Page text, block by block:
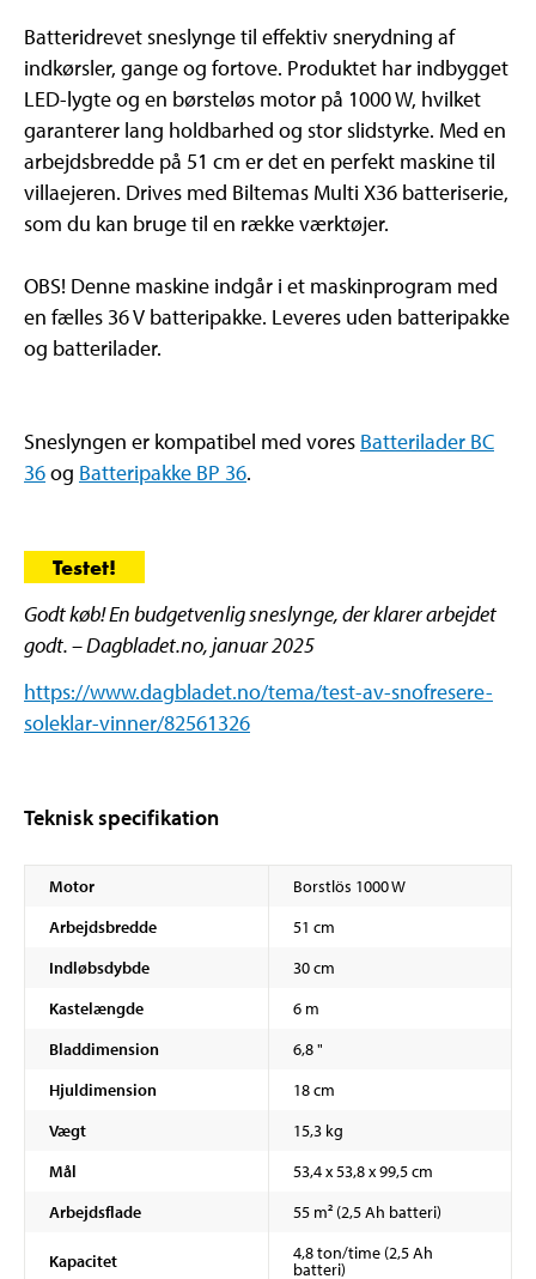
Batteridrevet sneslynge til effektiv snerydning af
indkørsler, gange og fortove. Produktet har indbygget
LED-lygte og en børsteløs motor på 1000 W, hvilket
garanterer lang holdbarhed og stor slidstyrke. Med en
arbejdsbredde på 51 cm er det en perfekt maskine til
villaejeren. Drives med Biltemas Multi X36 batteriserie,
som du kan bruge til en række værktøjer.
OBS! Denne maskine indgår i et maskinprogram med
en fælles 36 V batteripakke. Leveres uden batteripakke
og batterilader.
Sneslyngen er kompatibel med vores Batterilader BC
36og Batteripakke BP 36.
Testet!
Godt køb! En budgetvenlig sneslynge, der klarer arbejdet
godt. – Dagbladet.no, januar 2025
https://www.dagbladet.no/tema/test-av-snofresere-
soleklar-vinner/82561326
Teknisk specifikation
Motor
Borstlös 1000 W
Arbejdsbredde
51 cm
Indløbsdybde
30 cm
Kastelængde
6 m
Bladdimension
6,8 "
Hjuldimension
18 cm
Vægt
15,3 kg
Mål
53,4 x 53,8 x 99,5 cm
Arbejdsflade
55 m² (2,5 Ah batteri)
Kapacitet 4,8 ton/time (2,5 Ah
batteri)